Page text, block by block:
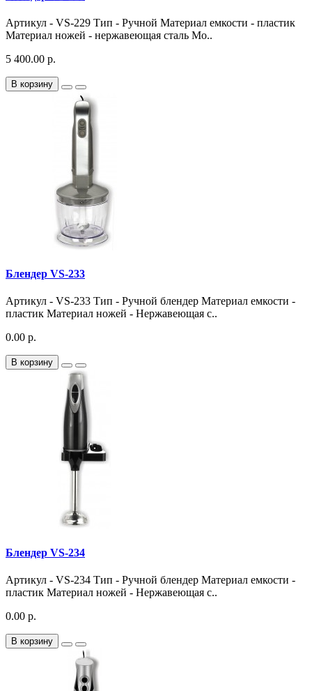
Артикул - VS-229 Тип - Ручной Материал емкости - пластик
Материал ножей - нержавеющая сталь Мо..
5 400.00 р.
В корзину
Блендер VS-233
Артикул - VS-233 Тип - Ручной блендер Материал емкости -
пластик Материал ножей - Нержавеющая с..
0.00 р.
В корзину
Блендер VS-234
Артикул - VS-234 Тип - Ручной блендер Материал емкости -
пластик Материал ножей - Нержавеющая с..
0.00 р.
В корзину